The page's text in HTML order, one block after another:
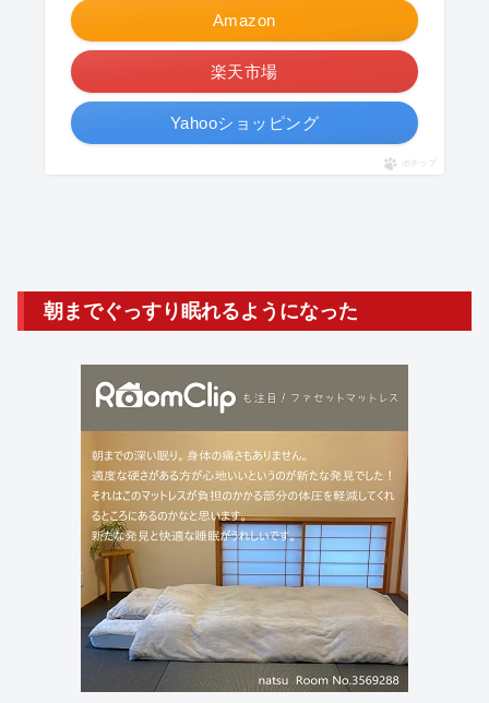
Amazon
楽天市場
Yahooショッピング
ポチップ
朝までぐっすり眠れるようになった